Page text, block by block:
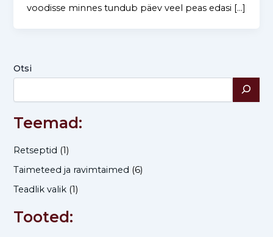
voodisse minnes tundub päev veel peas edasi […]
Otsi
Teemad:
Retseptid (1)
Taimeteed ja ravimtaimed (6)
Teadlik valik (1)
Tooted: